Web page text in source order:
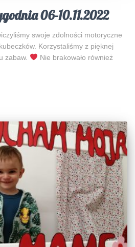
06-10.11.2022
swoje zdolności motoryczne
Korzystaliśmy z pięknej
zabaw.
Nie brakowało również